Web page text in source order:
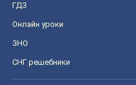
ГДЗ
Онлайн уроки
ЗНО
СНГ решебники